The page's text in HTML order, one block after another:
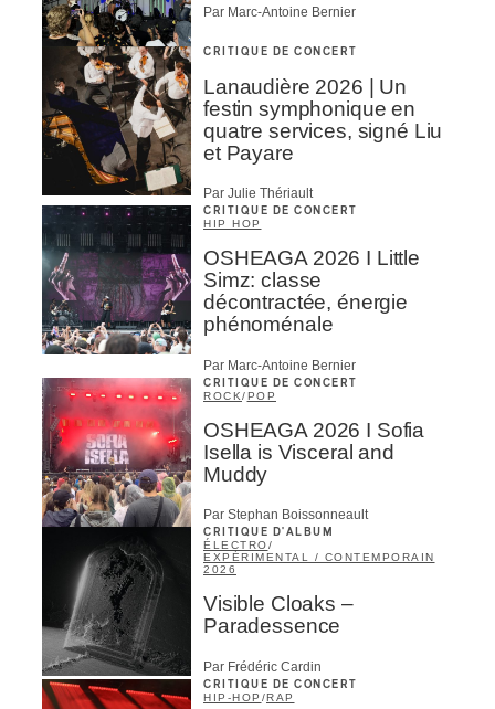
Par Marc-Antoine Bernier
CRITIQUE DE CONCERT
Lanaudière 2026 | Un
festin symphonique en
quatre services, signé Liu
et Payare
Par Julie Thériault
CRITIQUE DE CONCERT
HIP HOP
OSHEAGA 2026 I Little
Simz: classe
décontractée, énergie
phénoménale
Par Marc-Antoine Bernier
CRITIQUE DE CONCERT
ROCK/POP
OSHEAGA 2026 I Sofia
Isella is Visceral and
Muddy
Par Stephan Boissonneault
CRITIQUE D'ALBUM
ÉLECTRO/
EXPÉRIMENTAL / CONTEMPORAIN
2026
Visible Cloaks –
Paradessence
Par Frédéric Cardin
CRITIQUE DE CONCERT
HIP-HOP /RAP